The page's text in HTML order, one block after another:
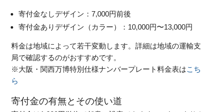
寄付金なしデザイン：7,000円前後
寄付金ありデザイン（カラー）：10,000円〜13,000円
料金は地域によって若干変動します。詳細は地域の運輸支
局で確認するのがおすすめです。
※大阪・関西万博特別仕様ナンバープレート料金表はこち
ら
寄付金の有無とその使い道